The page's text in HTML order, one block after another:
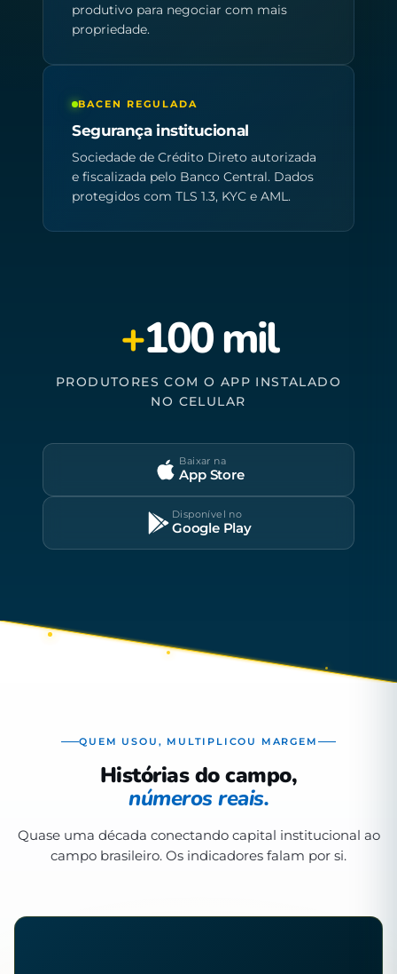
produtivo para negociar com mais
propriedade.
BACEN REGULADA
Segurança institucional
Sociedade de Crédito Direto autorizada
e fiscalizada pelo Banco Central. Dados
protegidos com TLS 1.3, KYC e AML.
+100 mil
PRODUTORES COM O APP INSTALADO
NO CELULAR
Baixar na
App Store
Disponível no
Google Play
QUEM USOU, MULTIPLICOU MARGEM
Histórias do campo,
números reais.
Quase uma década conectando capital institucional ao
campo brasileiro. Os indicadores falam por si.